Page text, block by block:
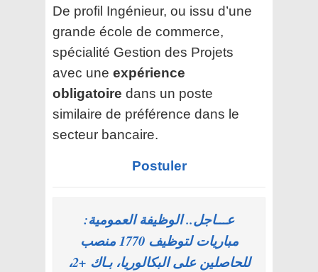
De profil Ingénieur, ou issu d’une
grande école de commerce,
spécialité Gestion des Projets
avec une expérience
obligatoire dans un poste
similaire de préférence dans le
secteur bancaire.
Postuler
عـــاجل.. الوظيفة العمومية:
مباريات لتوظيف 1770 منصب
للحاصلين على البكالوريا، بـاك +2،